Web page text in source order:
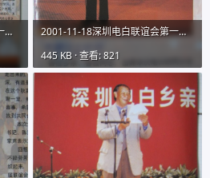
2001-11-18深圳电白联谊会第一期会刊图片01IMG_9731 (4).JPG
2001-11-18深圳电白联谊会第一期会刊图片01IMG_9731 (5).JPG
445 KB · 查看: 821